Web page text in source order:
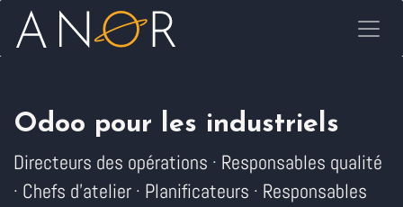
Se rendre au contenu
Odoo pour les industriels
Directeurs des opérations · Responsables qualité
· Chefs d'atelier · Planificateurs · Responsables